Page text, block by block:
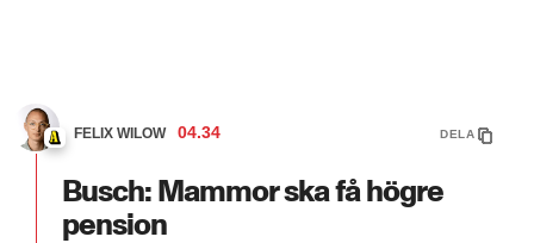
FELIX WILOW 04.34 DELA
Busch: Mammor ska få högre
pension